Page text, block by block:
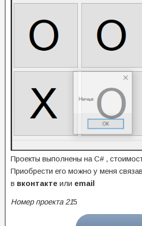
Проекты выполнены на C# ,
Приобрести его можно у меня
в вконтакте или email
Номер проекта 215